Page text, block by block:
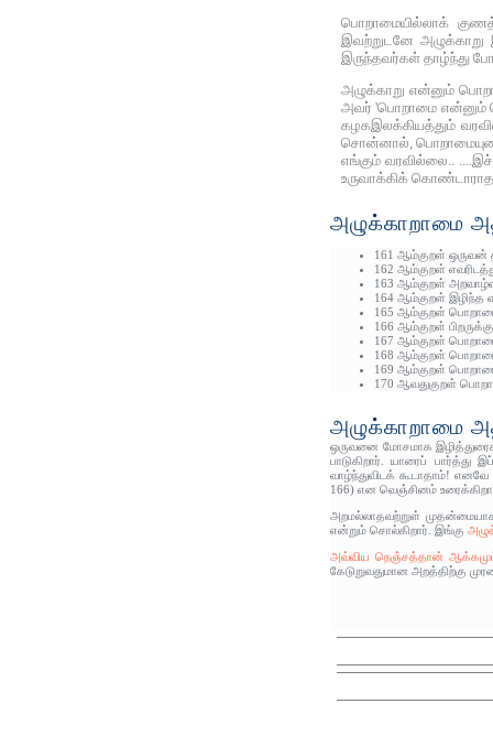
பொறாமையில்லாக்
இவற்றுடனே
இருந்தவர்கள் தாழ்ந்து
அழுக்காறு என்னும்
அவர் 'பொறாமை என்னும்
கழகஇலக்கியத்தும்
சொன்னால்,
எங்கும் வரவில்லை..
உருவாக்கிக்
அழுக்காறாமை
161 ஆம்குறள்
162 ஆம்குறள்
163 ஆம்குறள்
164 ஆம்குறள் இழிந்த
165 ஆம்குறள்
166 ஆம்குறள்
167 ஆம்குறள்
168 ஆம்குறள்
169 ஆம்குறள்
170 ஆவதுகுறள்
அழுக்காறாமை
ஒருவனை மோசமாக
பாடுகிறார். யாரைப்
வாழ்ந்துவிடக் கூடாதாம்!
166) என வெஞ்சினம்
அறமல்லாதவற்றுள் முதன்மையாக
என்றும் சொல்கிறார். இங்கு
அவ்விய நெஞ்சத்தான் ஆக்கமும்
கேடுறுவதுமான அறத்திற்கு